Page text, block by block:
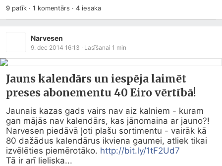
9patīk ·1 komentārs · 4 iesaka
Narvesen
9. dec 2014 16:13 · Lasīšanai 1 min
Jauns kalendārs un iespēja laimēt
preses abonementu 40 Eiro vērtībā!
Jaunais kazas gads vairs nav aiz kalniem - kuram
gan mājās nav kalendārs, kas jānomaina ar jauno?!
Narvesen piedāvā ļoti plašu sortimentu - vairāk kā
80 dažādus kalendārus ikviena gaumei, atliek tikai
izvēlēties piemērotāko. http://bit.ly/1tF2Ud7
Tā ir arī lieliska...